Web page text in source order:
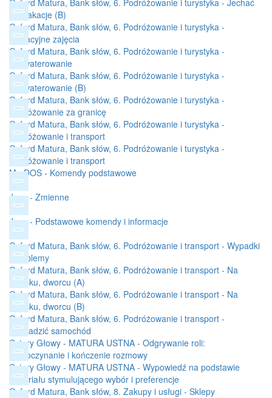
na wakacje (B)
Oxford Matura, Bank słów, 6. Podróżowanie i turystyka -
Wakacyjne zajęcia
Oxford Matura, Bank słów, 6. Podróżowanie i turystyka -
Zakwaterowanie
Oxford Matura, Bank słów, 6. Podróżowanie i turystyka -
Zakwaterowanie (B)
Oxford Matura, Bank słów, 6. Podróżowanie i turystyka -
Podróżowanie za granicę
Oxford Matura, Bank słów, 6. Podróżowanie i turystyka -
Podróżowanie i transport
Oxford Matura, Bank słów, 6. Podróżowanie i turystyka -
Podróżowanie i transport
Ms-DOS - Komendy podstawowe
Java - Zmienne
Java - Podstawowe komendy i informacje
Oxford Matura, Bank słów, 6. Podróżowanie i transport - Wypadki
i problemy
Oxford Matura, Bank słów, 6. Podróżowanie i transport - Na
lotnisku, dworcu (A)
Oxford Matura, Bank słów, 6. Podróżowanie i transport - Na
lotnisku, dworcu (B)
Oxford Matura, Bank słów, 6. Podróżowanie i transport -
Prowadzić samochód
Cztery Głowy - MATURA USTNA - Odgrywanie roli:
rozpoczynanie i kończenie rozmowy
Cztery Głowy - MATURA USTNA - Wypowiedź na podstawie
materiału stymulującego wybór i preferencje
Oxford Matura, Bank słów, 8. Zakupy i usługi - Sklepy